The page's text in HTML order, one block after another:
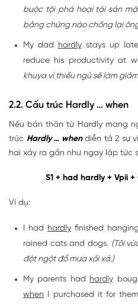
buộc tội phá hoại tài sản
bằng chứng nào chống lại
My dad hardlystays up
reduce his productivity at
khuya vì thiếu ngủ sẽ làm
2.2. Cấu trúc Hardly … when
Nếu bản thân từ Hardly mang
trúc Hardly … whendiễn tả 2 sự
hai xảy ra gần như ngay lập tức
S1 + had hardly + Vpii +
Ví dụ:
I had hardly finished
rained cats and dogs. (Tôi
đột ngột đổ mưa xối xả.)
My parents had hardly
when I purchased it for